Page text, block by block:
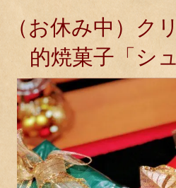
（お休み中）ク
的焼菓子「シ